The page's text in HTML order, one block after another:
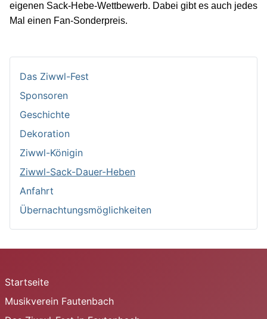
Das Ziwwl-Fest
Sponsoren
Geschichte
Dekoration
Ziwwl-Königin
Ziwwl-Sack-Dauer-Heben
Anfahrt
Übernachtungsmöglichkeiten
eigenen Sack-Hebe-Wettbewerb. Dabei gibt es auch jedes
Mal einen Fan-Sonderpreis.
Startseite
Musikverein Fautenbach